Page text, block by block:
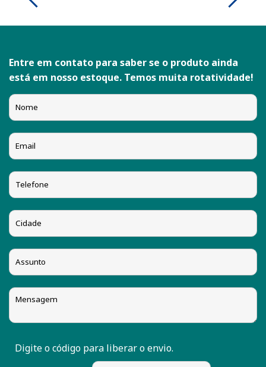
Entre em contato para saber se o produto ainda
está em nosso estoque. Temos muita rotatividade!
Digite o código para liberar o envio.